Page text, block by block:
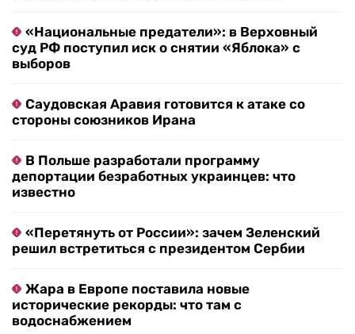
«Национальные предатели»: в Верховный
суд РФ поступил иск о снятии «Яблока» с
выборов
Саудовская Аравия готовится к атаке со
стороны союзников Ирана
В Польше разработали программу
депортации безработных украинцев: что
известно
«Перетянуть от России»: зачем Зеленский
решил встретиться с президентом Сербии
Жара в Европе поставила новые
исторические рекорды: что там с
водоснабжением